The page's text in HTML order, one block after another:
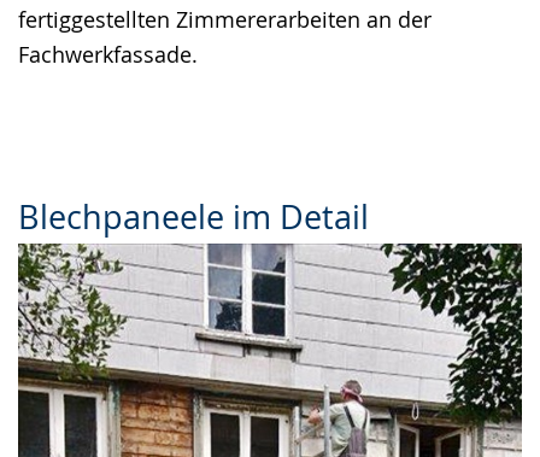
fertiggestellten Zimmererarbeiten an der
Fachwerkfassade.
Blechpaneele im Detail